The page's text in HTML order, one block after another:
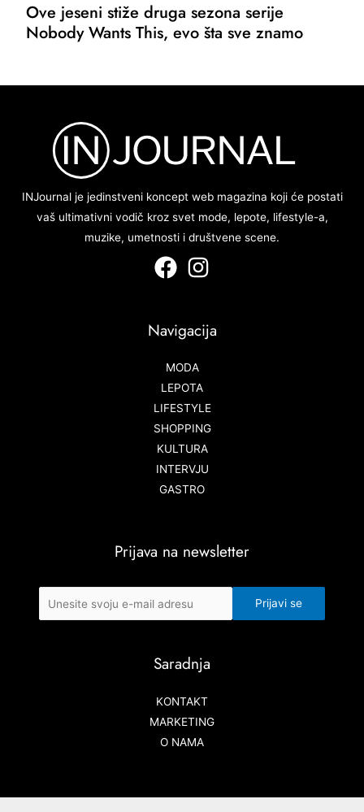
Ove jeseni stiže druga sezona serije
Nobody Wants This, evo šta sve znamo
INJournal je jedinstveni koncept web magazina koji će postati
vaš ultimativni vodič kroz svet mode, lepote, lifestyle-a,
muzike, umetnosti i društvene scene.
Navigacija
MODA
LEPOTA
LIFESTYLE
SHOPPING
KULTURA
INTERVJU
GASTRO
Prijava na newsletter
Saradnja
KONTAKT
MARKETING
O NAMA